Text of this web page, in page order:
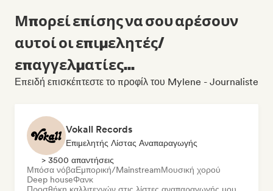
Μπορεί επίσης να σου αρέσουν
αυτοί οι επιμελητές/
επαγγελματίες...
Επειδή επισκέπτεστε το προφίλ του Mylene - Journaliste
Vokall Records
Επιμελητής Λίστας Αναπαραγωγής
> 3500 απαντήσεις
Μπόσα νόβαΕμπορική/MainstreamΜουσική χορού
Deep houseΦανκ